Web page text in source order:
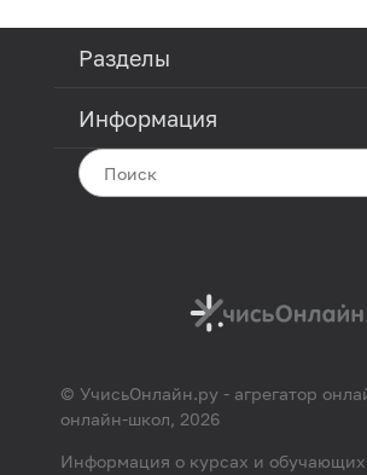
Разделы
Информация
© УчисьОнлайн.ру - агрегатор
онлайн-школ, 2026
Информация о курсах и